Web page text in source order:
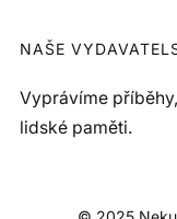
NAŠE
Vyprávíme
lidské paměti.